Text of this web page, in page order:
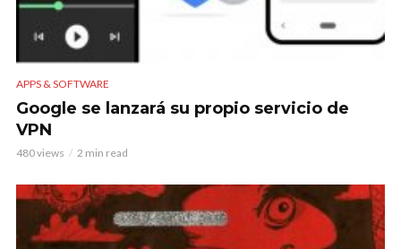
APPS & SOFTWARE
Google se lanzará su propio servicio de
VPN
480 views 2 min read